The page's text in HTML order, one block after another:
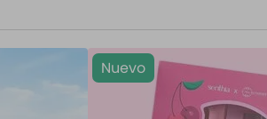
Nuevo